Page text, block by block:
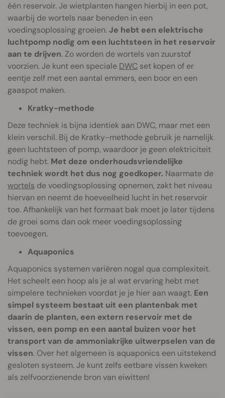
één reservoir. Je wietplanten hangen hierbij in een pot,
waarbij de wortels naar beneden in een
voedingsoplossing groeien.Je hebt een elektrische
luchtpomp nodig om een luchtsteen in het reservoir
aan te drijven. Zo worden de wortels van zuurstof
voorzien. Je kunt een speciale DWC set kopen of er
eentje zelf met een aantal emmers, een boor en een
gaaspot maken.
Kratky-methode
Deze techniek is bijna identiek aan DWC, maar met een
klein verschil. Bij de Kratky-methode gebruik je namelijk
geen luchtsteen of pomp, waardoor je geen elektriciteit
nodig hebt. Met deze onderhoudsvriendelijke
techniek wordt het dus nog goedkoper. Naarmate de
wortels de voedingsoplossing opnemen, zakt het niveau
hiervan en neemt de hoeveelheid lucht in het reservoir
toe. Afhankelijk van het formaat bak moet je later tijdens
de groei soms dan ook meer voedingsoplossing
toevoegen.
Aquaponics
Aquaponics systemen variëren nogal qua complexiteit.
Het scheelt een hoop als je al wat ervaring hebt met
simpelere technieken voordat je je hier aan waagt. Een
simpel systeem bestaat uit een plantenbak met
daarin de planten, een extern reservoir met de
vissen, een pomp en een aantal buizen voor het
transport van de ammoniakrijke uitwerpselen van de
vissen. Over het algemeen is aquaponics een uitstekend
gesloten systeem. Je kunt zelfs eetbare vissen kweken
als zelfvoorzienende bron van eiwitten!